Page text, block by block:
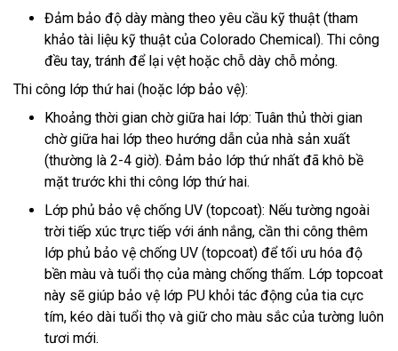
Đảm bảo độ dày màng theo yêu cầu kỹ thuật (tham
khảo tài liệu kỹ thuật của Colorado Chemical). Thi công
đều tay, tránh để lại vệt hoặc chỗ dày chỗ mỏng.
Thi công lớp thứ hai (hoặc lớp bảo vệ):
Khoảng thời gian chờ giữa hai lớp: Tuân thủ thời gian
chờ giữa hai lớp theo hướng dẫn của nhà sản xuất
(thường là 2-4 giờ). Đảm bảo lớp thứ nhất đã khô bề
mặt trước khi thi công lớp thứ hai.
Lớp phủ bảo vệ chống UV (topcoat): Nếu tường ngoài
trời tiếp xúc trực tiếp với ánh nắng, cần thi công thêm
lớp phủ bảo vệ chống UV (topcoat) để tối ưu hóa độ
bền màu và tuổi thọ của màng chống thấm. Lớp topcoat
này sẽ giúp bảo vệ lớp PU khỏi tác động của tia cực
tím, kéo dài tuổi thọ và giữ cho màu sắc của tường luôn
tươi mới.